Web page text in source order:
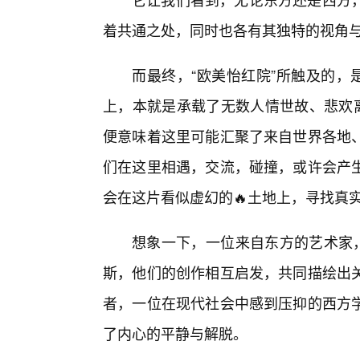
着共通之处，同时也各有其独特的视角
而最终，“欧美怡红院”所触及的
上，本就是承载了无数人情世故、悲
便意味着这里可能汇聚了来自世界各
们在这里相遇，交流，碰撞，或许会
会在这片看似虚幻的🔥土地上，寻找真
想象一下，一位来自东方的艺术家
斯，他们的创作相互启发，共同描绘
者，一位在现代社会中感到压抑的西
了内心的平静与解脱。